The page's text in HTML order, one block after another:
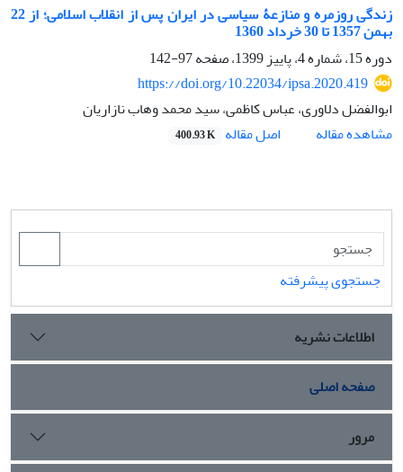
زندگی روزمره و منازعۀ سیاسی در ایران پس از انقلاب اسلامی؛ از 22
بهمن 1357 تا 30 خرداد 1360
دوره 15، شماره 4، پاییز 1399، صفحه
97-142
https://doi.org/10.22034/ipsa.2020.419
ابوالفضل دلاوری، عباس کاظمی، سید محمد وهاب نازاریان
مشاهده مقاله
اصل مقاله 400.93 K
جستجوی پیشرفته
اطلاعات نشریه
صفحه اصلی
مرور